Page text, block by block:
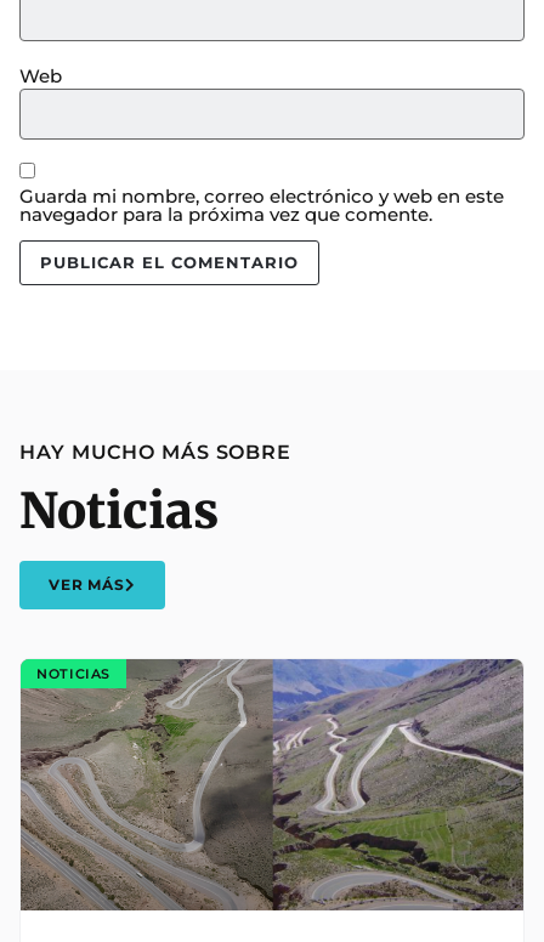
Web
Guarda mi nombre, correo electrónico y web en este
navegador para la próxima vez que comente.
HAY MUCHO MÁS SOBRE
Noticias
VER MÁS
NOTICIAS